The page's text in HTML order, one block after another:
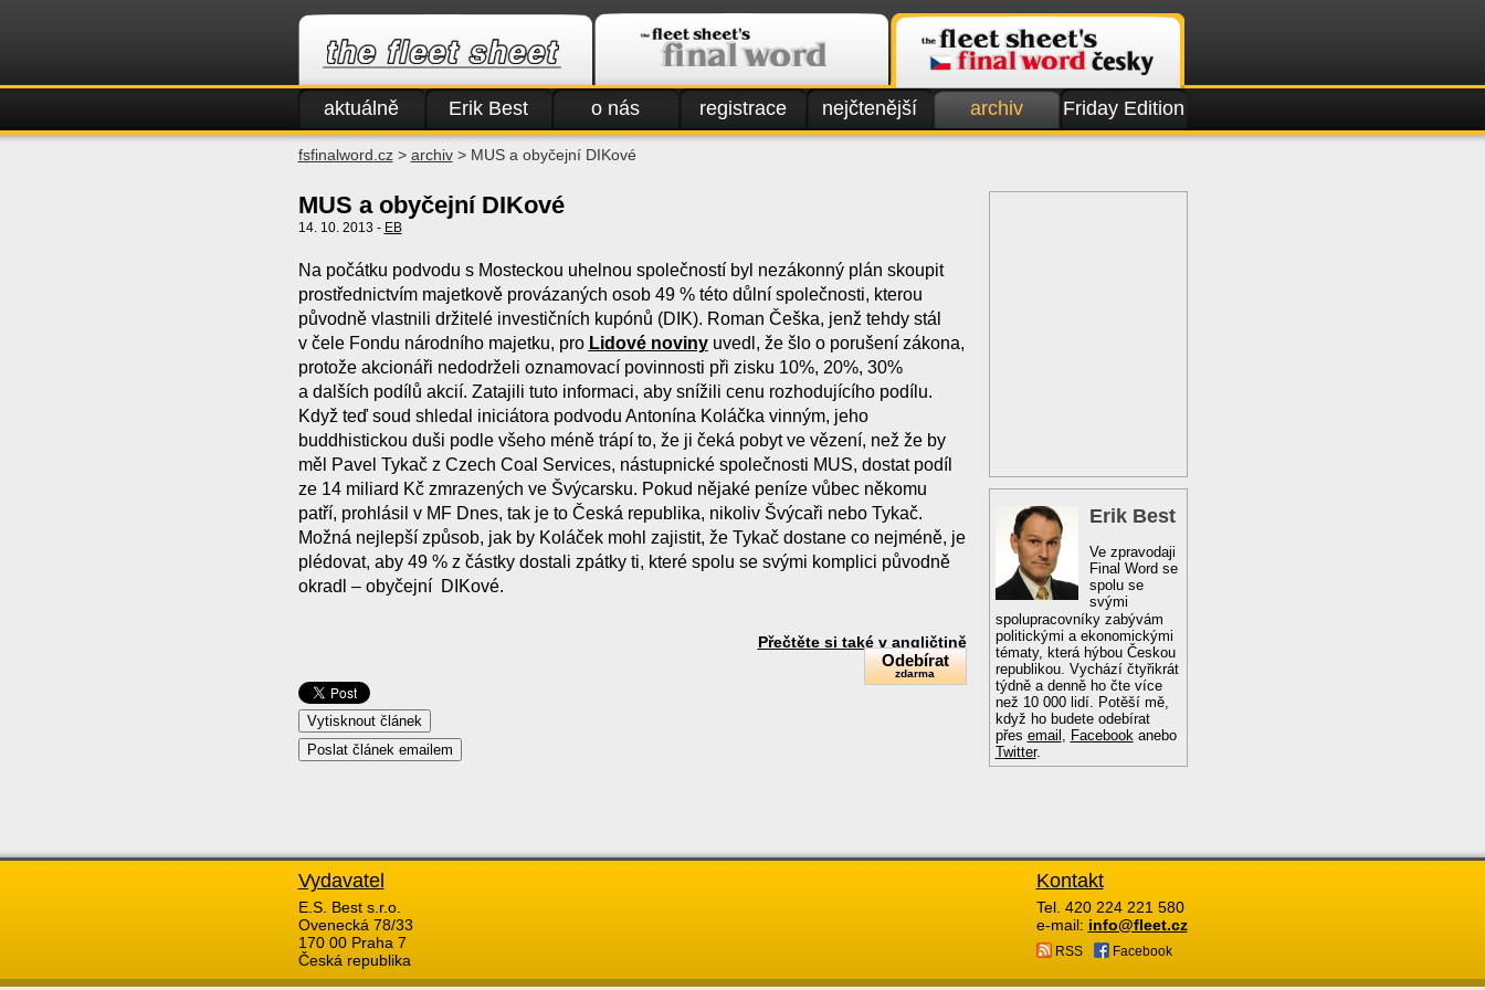
aktuálně Erik Best o nás registrace nejčtenější archiv Friday Edition
fsfinalword.cz> archiv> MUS a obyčejní DIKové
MUS a obyčejní DIKové
14. 10. 2013 - EB
Na počátku podvodu s Mosteckou uhelnou společností byl nezákonný plán skoupit
prostřednictvím majetkově provázaných osob 49 % této důlní společnosti, kterou
původně vlastnili držitelé investičních kupónů (DIK). Roman Češka, jenž tehdy stál
v čele Fondu národního majetku, pro Lidové novinyuvedl, že šlo o porušení zákona,
protože akcionáři nedodrželi oznamovací povinnosti při zisku 10%, 20%, 30%
a dalších podílů akcií. Zatajili tuto informaci, aby snížili cenu rozhodujícího podílu.
Když teď soud shledal iniciátora podvodu Antonína Koláčka vinným, jeho
buddhistickou duši podle všeho méně trápí to, že ji čeká pobyt ve vězení, než že by
měl Pavel Tykač z Czech Coal Services, nástupnické společnosti MUS, dostat podíl
ze 14 miliard Kč zmrazených ve Švýcarsku. Pokud nějaké peníze vůbec někomu
patří, prohlásil v MF Dnes, tak je to Česká republika, nikoliv Švýcaři nebo Tykač.
Možná nejlepší způsob, jak by Koláček mohl zajistit, že Tykač dostane co nejméně, je
plédovat, aby 49 % z částky dostali zpátky ti, které spolu se svými komplici původně
okradl – obyčejní DIKové.
Přečtěte si také v angličtině
Odebírat
zdarma
Erik Best
Ve zpravodaji
Final Word se
spolu se
svými
spolupracovníky zabývám
politickými a ekonomickými
tématy, která hýbou Českou
republikou. Vychází čtyřikrát
týdně a denně ho čte více
než 10 000 lidí. Potěší mě,
když ho budete odebírat
přes email , Facebookanebo
Twitter.
Kontakt
Tel. 420 224 221 580
e-mail: info@fleet.cz
RSS Facebook
Vydavatel
E.S. Best s.r.o.
Ovenecká 78/33
170 00 Praha 7
Česká republika